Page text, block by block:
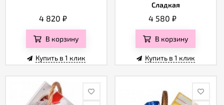
4 820₽
В корзину
Купить в 1 клик
Сладкая
4 580₽
В корзину
Купить в 1 клик